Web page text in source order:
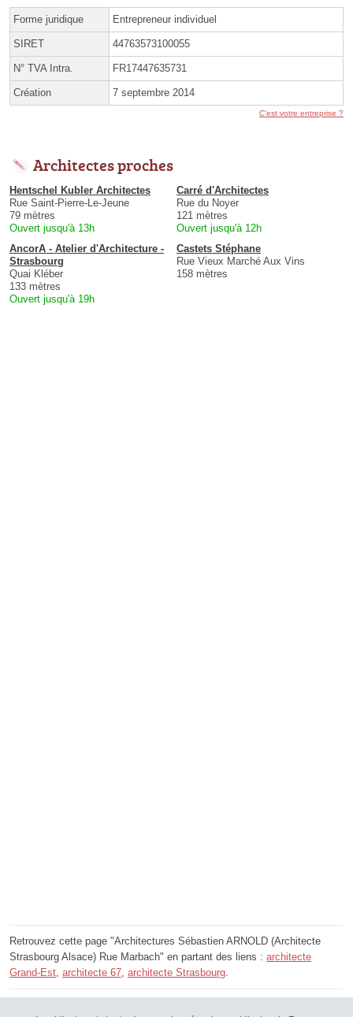
Forme juridique Entrepreneur individuel
SIRET 44763573100055
N° TVA Intra. FR17447635731
Création 7 septembre 2014
C'est votre entreprise ?
Architectes proches
Hentschel Kubler Architectes
Rue Saint-Pierre-Le-Jeune
79 mètres
Ouvert jusqu'à 13h
Carré d'Architectes
Rue du Noyer
121 mètres
Ouvert jusqu'à 12h
AncorA - Atelier d'Architecture -
Strasbourg
Quai Kléber
133 mètres
Ouvert jusqu'à 19h
Castets Stéphane
Rue Vieux Marché Aux Vins
158 mètres
Retrouvez cette page "Architectures Sébastien ARNOLD (Architecte
Strasbourg Alsace) Rue Marbach" en partant des liens : architecte
Grand-Est, architecte 67, architecte Strasbourg.